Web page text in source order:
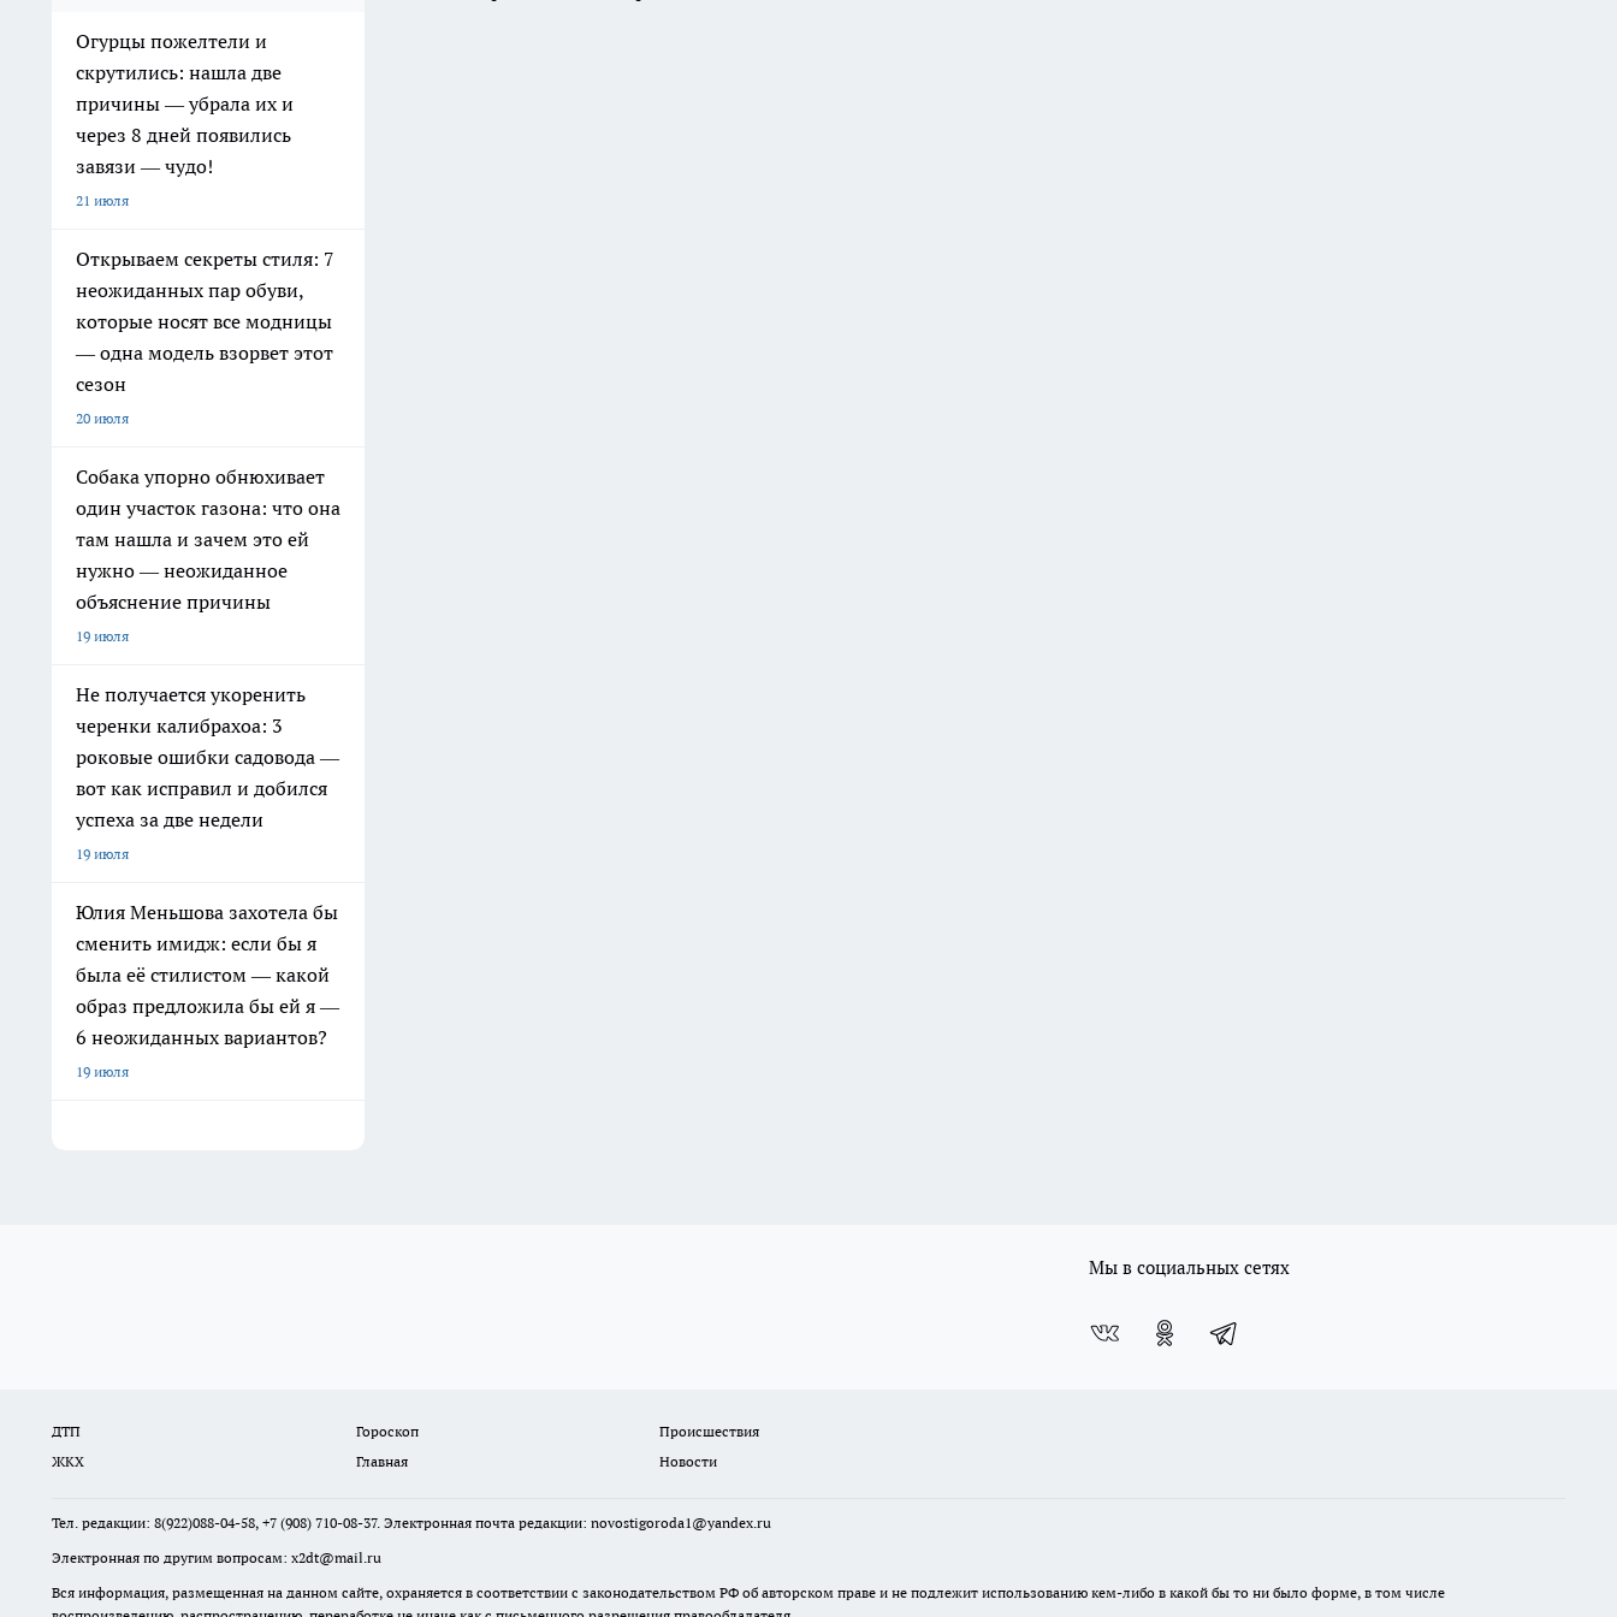
Огурцы пожелтели и
скрутились: нашла две
причины — убрала их и
через 8 дней появились
завязи — чудо!
21 июля
Открываем секреты стиля: 7
неожиданных пар обуви,
которые носят все модницы
— одна модель взорвет этот
сезон
20 июля
Собака упорно обнюхивает
один участок газона: что она
там нашла и зачем это ей
нужно — неожиданное
объяснение причины
19 июля
Не получается укоренить
черенки калибрахоа: 3
роковые ошибки садовода —
вот как исправил и добился
успеха за две недели
19 июля
Юлия Меньшова захотела бы
сменить имидж: если бы я
была её стилистом — какой
образ предложила бы ей я —
6 неожиданных вариантов?
19 июля
Мы в социальных сетях
ДТП Гороскоп
Происшествия
ЖКХ
Главная Новости
Тел. редакции: 8(922)088-04-58, +7 (908) 710-08-37. Электронная почта редакции: novostigoroda1@yandex.ru
Электронная по другим вопросам: x2dt@mail.ru
Вся информация, размещенная на данном сайте, охраняется в соответствии с законодательством РФ об авторском праве и не подлежит использованию кем-либо в какой бы то ни было форме, в том числе